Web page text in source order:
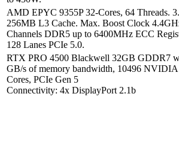
AMD EPYC 9355P 32-Cores, 64
256MB L3 Cache. Max. Boost
Channels DDR5 up to 6400MHz
128 Lanes PCIe 5.0.
RTX PRO 4500 Blackwell 32GB
GB/s of memory bandwidth,
Cores, PCIe Gen 5
Connectivity: 4x DisplayPort 2.1b